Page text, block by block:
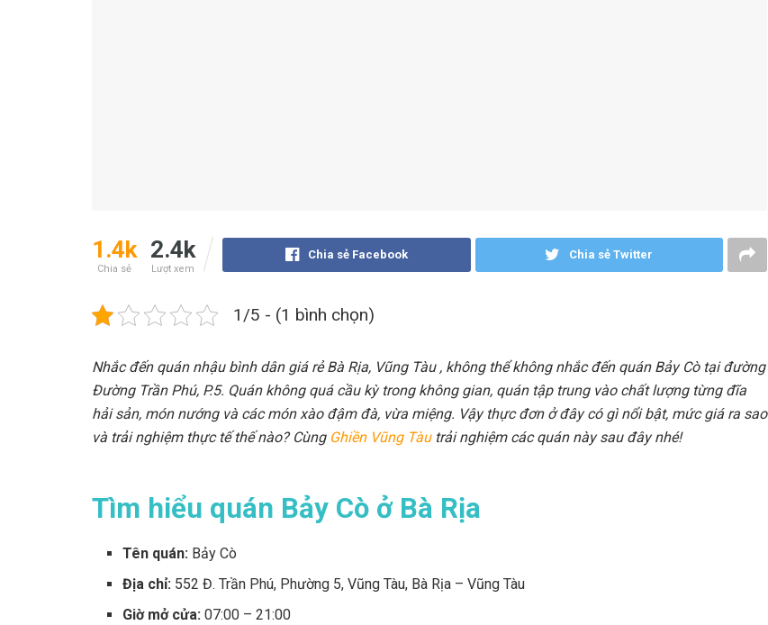
1.4k
Chia sẻ
2.4k
Lượt xem
Chia sẻ Facebook Chia sẻ Twitter
1/5 - (1 bình chọn)
Nhắc đến quán nhậu bình dân giá rẻ Bà Rịa, Vũng Tàu , không thể không nhắc đến quán Bảy Cò tại đường
Đường Trần Phú, P.5. Quán không quá cầu kỳ trong không gian, quán tập trung vào chất lượng từng đĩa
hải sản, món nướng và các món xào đậm đà, vừa miệng. Vậy thực đơn ở đây có gì nổi bật, mức giá ra sao
và trải nghiệm thực tế thế nào? Cùng Ghiền Vũng Tàutrải nghiệm các quán này sau đây nhé!
Tìm hiểu quán Bảy Cò ở Bà Rịa
Tên quán: Bảy Cò
Địa chỉ: 552 Đ. Trần Phú, Phường 5, Vũng Tàu, Bà Rịa – Vũng Tàu
Giờ mở cửa:07:00 – 21:00